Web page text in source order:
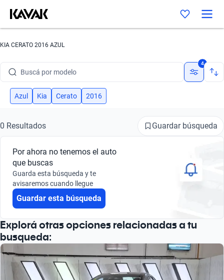
KIA CERATO 2016 AZUL
Buscá por modelo
Buscá por versión
Buscá por marca
Buscá por modelo
Buscá por versión
4
Azul Kia Cerato 2016
0 Resultados Guardar búsqueda
Por ahora no tenemos el auto
que buscas
Guarda esta búsqueda y te
avisaremos cuando llegue
Guardar esta búsqueda
Explorá otras opciones relacionadas a tu
busqueda: